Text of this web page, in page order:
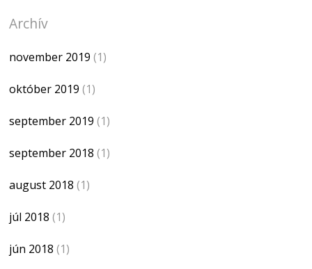
Archív
november 2019 (1)
október 2019 (1)
september 2019 (1)
september 2018 (1)
august 2018 (1)
júl 2018 (1)
jún 2018 (1)